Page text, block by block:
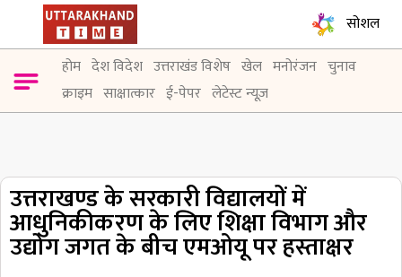
सोशल
होम देश विदेश उत्तराखंड विशेष खेल मनोरंजन चुनाव
क्राइम साक्षात्कार ई-पेपर लेटेस्ट न्यूज़
उत्तराखण्ड के सरकारी विद्यालयों में
आधुनिकीकरण के लिए शिक्षा विभाग और
उद्योग जगत के बीच एमओयू पर हस्ताक्षर